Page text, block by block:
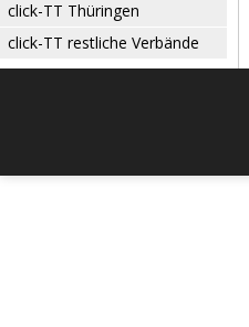
click-TT Thüringen
click-TT restliche Verbände